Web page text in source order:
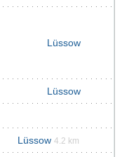
Lüssow
Lüssow
Lüssow 4.2 km